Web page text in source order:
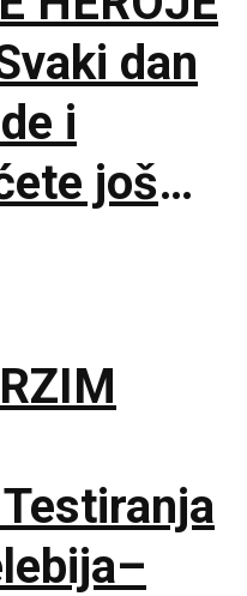
dan
i
još
rad